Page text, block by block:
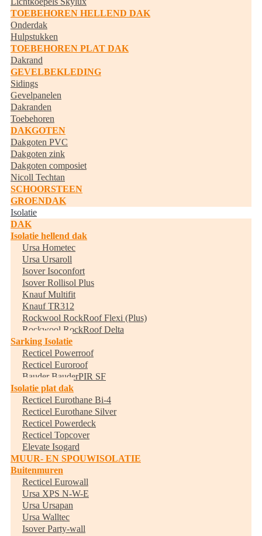
TOEBEHOREN HELLEND DAK
Onderdak
Hulpstukken
TOEBEHOREN PLAT DAK
Dakrand
GEVELBEKLEDING
Sidings
Gevelpanelen
Dakranden
Toebehoren
DAKGOTEN
Dakgoten PVC
Dakgoten zink
Dakgoten composiet
Nicoll Techtan
SCHOORSTEEN
GROENDAK
Isolatie
DAK
Isolatie hellend dak
Ursa Hometec
Ursa Ursaroll
Isover Isoconfort
Isover Rollisol Plus
Knauf Multifit
Knauf TR312
Rockwool RockRoof Flexi (Plus)
Rockwool RockRoof Delta
Sarking Isolatie
Recticel Powerroof
Recticel Euroroof
Bauder BauderPIR SF
Isolatie plat dak
Recticel Eurothane Bi-4
Recticel Eurothane Silver
Recticel Powerdeck
Recticel Topcover
Elevate Isogard
MUUR- EN SPOUWISOLATIE
Buitenmuren
Recticel Eurowall
Ursa XPS N-W-E
Ursa Ursapan
Ursa Walltec
Isover Party-wall